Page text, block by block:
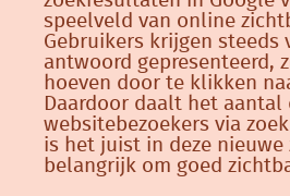
speelveld van online
Gebruikers krijgen steeds
antwoord gepresenteerd,
hoeven door te klikken
Daardoor daalt het aantal
websitebezoekers via
is het juist in deze nieuwe
belangrijk om goed